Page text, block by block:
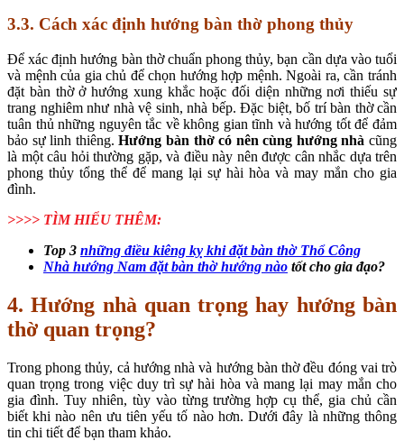
3.3. Cách xác định hướng bàn thờ phong thủy
Để xác định hướng bàn thờ chuẩn phong thủy, bạn cần dựa vào tuổi
và mệnh của gia chủ để chọn hướng hợp mệnh. Ngoài ra, cần tránh
đặt bàn thờ ở hướng xung khắc hoặc đối diện những nơi thiếu sự
trang nghiêm như nhà vệ sinh, nhà bếp. Đặc biệt, bố trí bàn thờ cần
tuân thủ những nguyên tắc về không gian tĩnh và hướng tốt để đảm
bảo sự linh thiêng.Hướng bàn thờ có nên cùng hướng nhà cũng
là một câu hỏi thường gặp, và điều này nên được cân nhắc dựa trên
phong thủy tổng thể để mang lại sự hài hòa và may mắn cho gia
đình.
>>>> TÌM HIỂU THÊM:
Top 3 những điều kiêng kỵ khi đặt bàn thờ Thổ Công
Nhà hướng Nam đặt bàn thờ hướng nào tốt cho gia đạo?
4. Hướng nhà quan trọng hay hướng bàn
thờ quan trọng?
Trong phong thủy, cả hướng nhà và hướng bàn thờ đều đóng vai trò
quan trọng trong việc duy trì sự hài hòa và mang lại may mắn cho
gia đình. Tuy nhiên, tùy vào từng trường hợp cụ thể, gia chủ cần
biết khi nào nên ưu tiên yếu tố nào hơn. Dưới đây là những thông
tin chi tiết để bạn tham khảo.